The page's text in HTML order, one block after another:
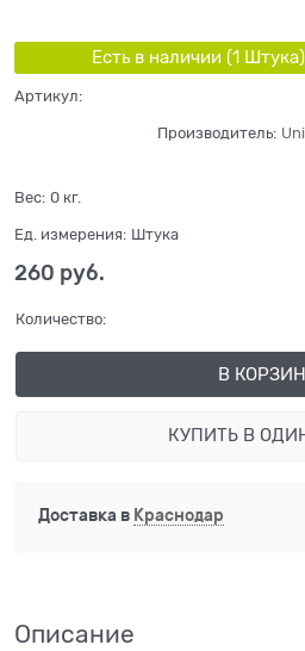
Есть в наличии (1 Штука)
Артикул:
Производитель:
Вес: 0 кг.
Ед. измерения: Штука
260 руб.
Количество:
В
КУПИТЬ В
Доставка в Краснодар
Описание